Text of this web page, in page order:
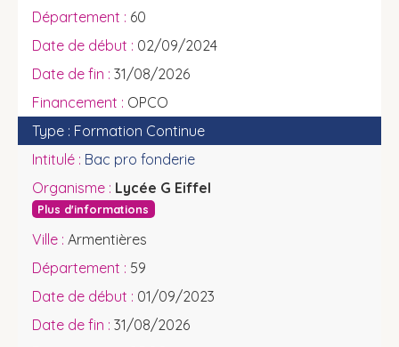
60
02/09/2024
31/08/2026
OPCO
Formation Continue
Bac pro fonderie
Lycée G Eiffel
Plus d'informations
Armentières
59
01/09/2023
31/08/2026